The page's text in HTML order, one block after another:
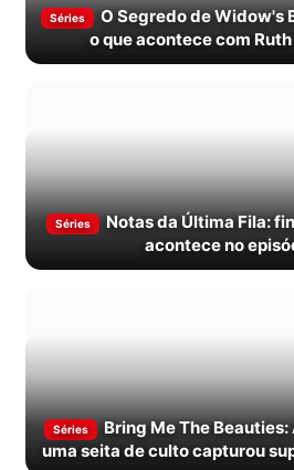
Séries
O Segredo de Widow's
o que acontece com
Séries
Notas da Última Fila:
acontece no
Séries
Bring Me The
uma seita de culto capturou